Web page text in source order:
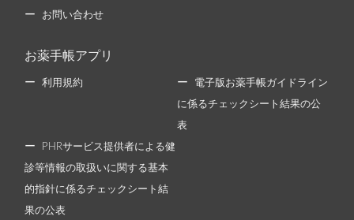
お問い合わせ
お薬手帳アプリ
利用規約 電子版お薬手帳ガイドライン
に係るチェックシート結果の公
表
PHRサービス提供者による健
診等情報の取扱いに関する基本
的指針に係るチェックシート結
果の公表